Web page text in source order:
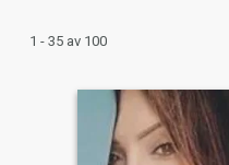
1 - 35 av 100